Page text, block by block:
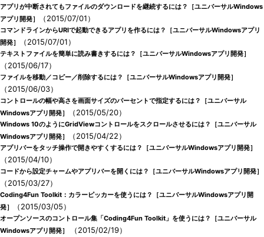
アプリが中断されてもファイルのダウンロードを継続するには？［ユニバーサルWindows
アプリ開発］
（2015/07/01）
コマンドラインからURIで起動できるアプリを作るには？［ユニバーサルWindowsアプリ
開発］
（2015/07/01）
テキストファイルを簡単に読み書きするには？［ユニバーサルWindowsアプリ開発］
（2015/06/17）
ファイルを移動／コピー／削除するには？［ユニバーサルWindowsアプリ開発］
（2015/06/03）
コントロールの幅や高さを画面サイズのパーセントで指定するには？［ユニバーサル
Windowsアプリ開発］
（2015/05/20）
Windows 10のようにGridViewコントロールをスクロールさせるには？［ユニバーサル
Windowsアプリ開発］
（2015/04/22）
アプリバーをタッチ操作で開きやすくするには？［ユニバーサルWindowsアプリ開発］
（2015/04/10）
コードから設定チャームやアプリバーを開くには？［ユニバーサルWindowsアプリ開発］
（2015/03/27）
Coding4Fun Toolkit：カラーピッカーを使うには？［ユニバーサルWindowsアプリ開
発］
（2015/03/05）
オープンソースのコントロール集「Coding4Fun Toolkit」を使うには？［ユニバーサル
Windowsアプリ開発］
（2015/02/19）